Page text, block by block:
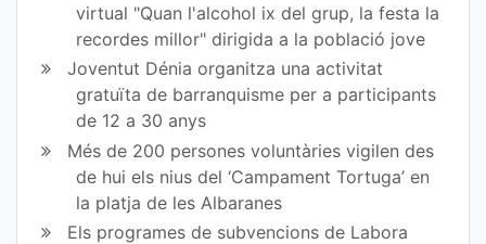
bo
ok
er
virtual "Quan l'alcohol ix del grup, la festa la
recordes millor" dirigida a la població jove
Joventut Dénia organitza una activitat
gratuïta de barranquisme per a participants
de 12 a 30 anys
Més de 200 persones voluntàries vigilen des
de hui els nius del ‘Campament Tortuga’ en
la platja de les Albaranes
Els programes de subvencions de Labora